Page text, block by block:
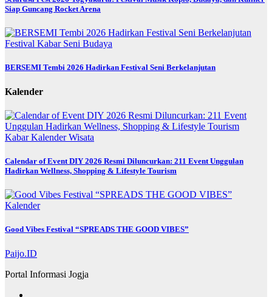
Siap Guncang Rocket Arena
Festival Kabar Seni Budaya
BERSEMI Tembi 2026 Hadirkan Festival Seni Berkelanjutan
Kalender
KabarKalenderWisata
Calendar of Event DIY 2026 Resmi Diluncurkan: 211 Event Unggulan
Hadirkan Wellness, Shopping & Lifestyle Tourism
Kalender
Good Vibes Festival “SPREADS THE GOOD VIBES”
Paijo.ID
Portal Informasi Jogja